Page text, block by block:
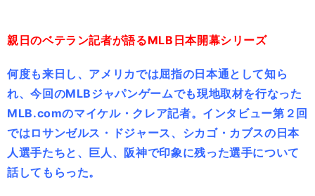
親日のベテラン記者が語るMLB日本開幕シリーズ
何度も来日し、アメリカでは屈指の日本通として知ら
れ、今回のMLBジャパンゲームでも現地取材を行なった
MLB.comのマイケル・クレア記者。インタビュー第２回
ではロサンゼルス・ドジャース、シカゴ・カブスの日本
人選手たちと、巨人、阪神で印象に残った選手について
話してもらった。